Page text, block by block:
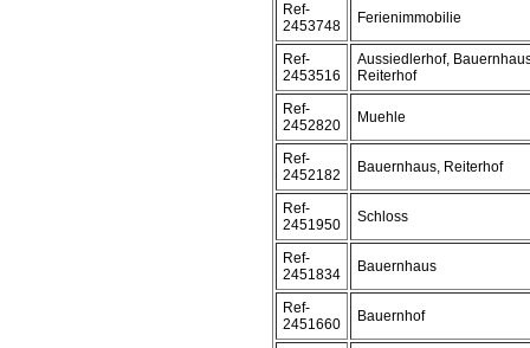
Ref-
2453748
Ferienimmobilie
Ref-
2453516
Aussiedlerhof,
Reiterhof
Ref-
2452820
Muehle
Ref-
2452182
Bauernhaus, Reiterhof
Ref-
2451950
Schloss
Ref-
2451834
Bauernhaus
Ref-
2451660
Bauernhof